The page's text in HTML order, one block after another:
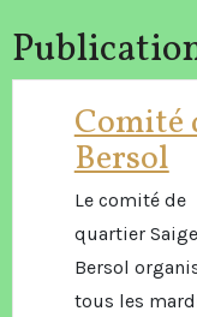
Comité
Bersol
Le comité de
quartier
Bersol
tous les